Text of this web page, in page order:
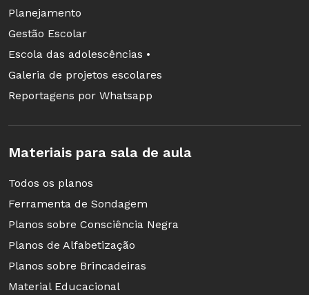
Planejamento
Gestão Escolar
Escola das adolescências •
Galeria de projetos escolares
Reportagens por Whatsapp
Materiais para sala de aula
Todos os planos
Ferramenta de Sondagem
Planos sobre Consciência Negra
Planos de Alfabetização
Planos sobre Brincadeiras
Material Educacional